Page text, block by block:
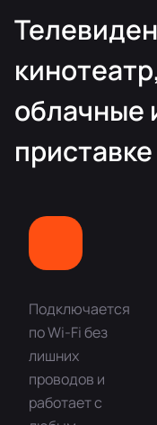
облачные
приставке
Подключается
по Wi-Fi без
лишних
проводов и
работает с